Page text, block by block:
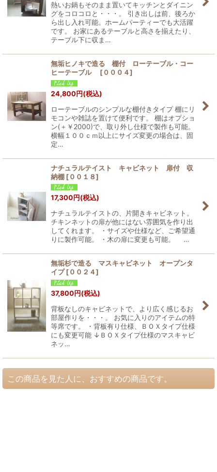
熱いお鍋もそのまま置いてキッチンとダイニン
グをコロコロと・・・。 引き出しは前、後ろか
ら出し入れ可能。ホームパーティーでも大活躍
です。 お家にあるテーブルと高さを揃えたり、
テーブル下に収ま…
無垢ヒノキで造る 棚付 ローテーブル・コー
ヒーテーブル [０００４]
24,800円(税込)
ローテーブルのシンプルな棚付きタイプ 棚にリ
モコンや雑誌を置けて便利です。 棚はオプショ
ン(＋￥2000)で、取り外し仕様で製作も可能。
横幅１００ｃｍ以上にサイズ変更の場合は、固
定…
ナチュラルテイスト キャビネット 扉付 収
納棚 [００１８]
17,300円(税込)
ナチュラルテイストの、片開きキャビネット。
チキンネットの扉が他にはない雰囲気を作り出
してくれます。 ・サイズや仕様など、ご希望通
りに製作可能。 ・木の扉に変更も可能。 …
無垢杉で造る マスキャビネット オープンタ
イプ [００２４]
37,800円(税込)
背板なしのキャビネットで、より広く感じるお
部屋作りを・・・。 お気に入りのアイテムの特
等席です。 ・背板有り仕様、ＢＯＸタイプ仕様
にも変更可能 ↓ＢＯＸタイプ仕様のマスキャビ
ネッ…
この商品を見た人に、おすすめの商品です。